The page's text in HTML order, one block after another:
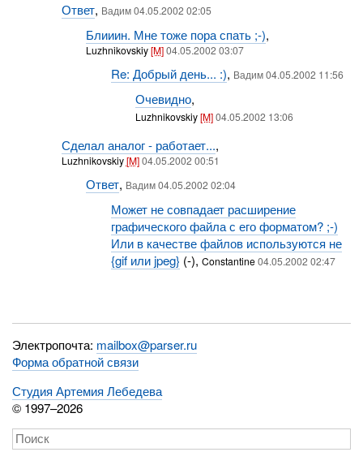
Ответ, Вадим 04.05.2002 02:05
Блииин. Мне тоже пора спать ;-),
Luzhnikovskiy[M]04.05.2002 03:07
Re: Добрый день... :), Вадим 04.05.2002 11:56
Очевидно,
Luzhnikovskiy[M]04.05.2002 13:06
Сделал аналог - работает...,
Luzhnikovskiy[M]04.05.2002 00:51
Ответ, Вадим 04.05.2002 02:04
Может не совпадает расширение
графического файла с его форматом? ;-)
Или в качестве файлов используются не
{gif или jpeg} (-), Constantine04.05.2002 02:47
Электропочта: mailbox@parser.ru
Форма обратной связи
Студия Артемия Лебедева
© 1997–2026